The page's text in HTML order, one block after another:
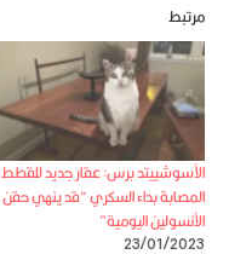
مرتبط
الأسوشييتد برس: عقار جديد للقطط
المصابة بداء السكري “قد ينهي حقن
الأنسولين اليومية”
23/01/2023